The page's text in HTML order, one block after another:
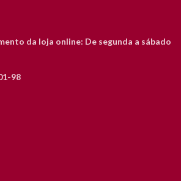
da loja online: De segunda a sábado
98